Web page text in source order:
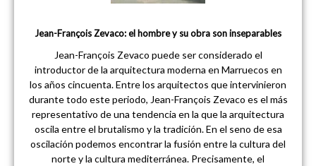
Jean-François Zevaco: el hombre y su obra son inseparables
Jean-François Zevaco puede ser considerado el
introductor de la arquitectura moderna en Marruecos en
los años cincuenta. Entre los arquitectos que intervinieron
durante todo este periodo, Jean-François Zevaco es el más
representativo de una tendencia en la que la arquitectura
oscila entre el brutalismo y la tradición. En el seno de esa
oscilación podemos encontrar la fusión entre la cultura del
norte y la cultura mediterránea. Precisamente, el